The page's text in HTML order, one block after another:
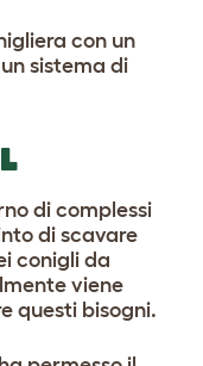
con un
sistema di
di complessi
di scavare
conigli da
viene
questi bisogni.